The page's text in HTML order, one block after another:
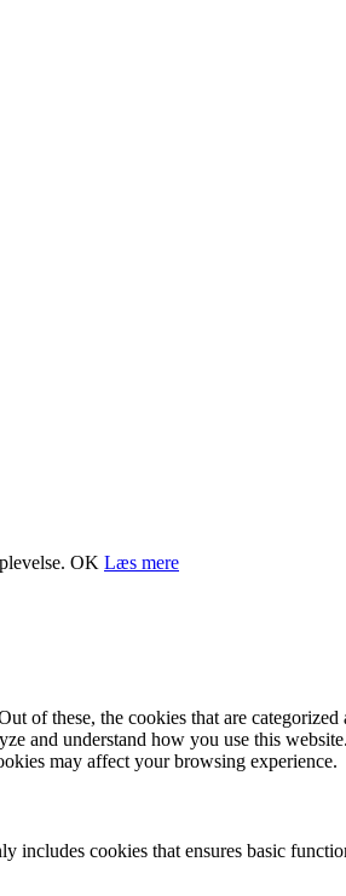
OK Læs mere
these, the cookies that are categorized
and understand how you use this
may affect your browsing experience.
cookies that ensures basic